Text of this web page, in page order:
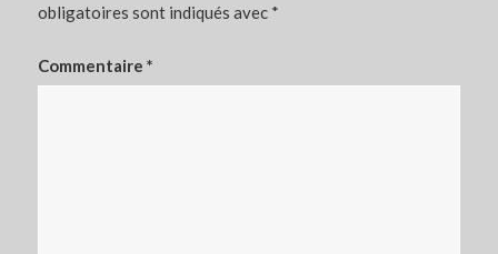
obligatoires sont indiqués avec *
Commentaire*